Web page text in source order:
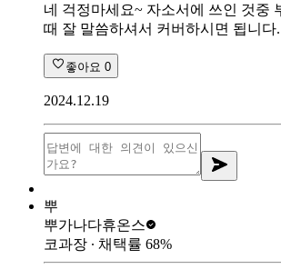
네 걱정마세요~ 자소서에 쓰인 것중
때 잘 말씀하셔서 커버하시면 됩니다.
좋아요 0
2024.12.19
뿌
뿌가나다휴온스
코과장 ∙ 채택률 68%